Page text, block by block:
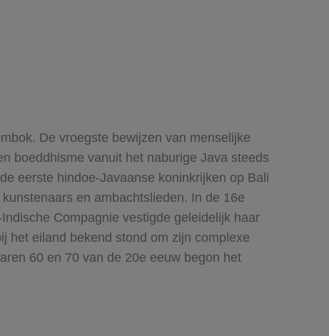
De vroegste bewijzen van menselijke
boeddhisme vanuit het naburige Java steeds
eerste hindoe-Javaanse koninkrijken op Bali
en ambachtslieden. In de 16e
Compagnie vestigde geleidelijk haar
het eiland bekend stond om zijn complexe
60 en 70 van de 20e eeuw begon het